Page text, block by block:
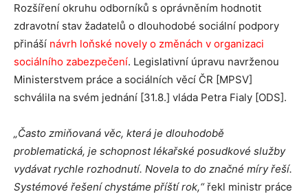
Rozšíření okruhu odborníků s oprávněním hodnotit
zdravotní stav žadatelů o dlouhodobé sociální podpory
přináší návrh loňské novely o změnách v organizaci
sociálního zabezpečení. Legislativní úpravu navrženou
Ministerstvem práce a sociálních věcí ČR [MPSV]
schválila na svém jednání [31.8.] vláda Petra Fialy [ODS].
„Často zmiňovaná věc, která je dlouhodobě
problematická, je schopnost lékařské posudkové služby
vydávat rychle rozhodnutí. Novela to do značné míry řeší.
Systémové řešení chystáme příští rok,“ řekl ministr práce